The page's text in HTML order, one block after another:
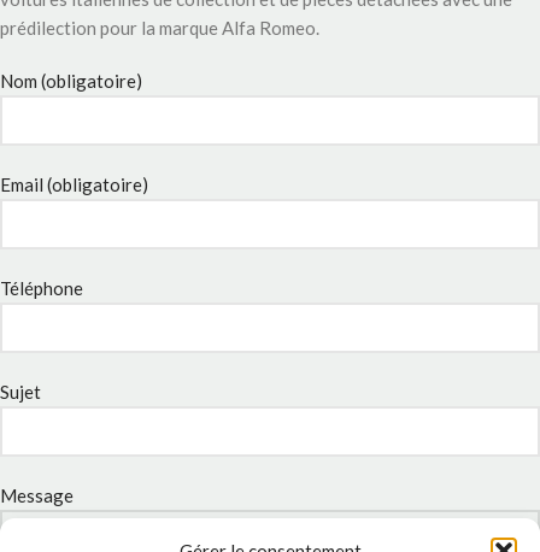
prédilection pour la marque Alfa Romeo.
Nom (obligatoire)
Email (obligatoire)
Téléphone
Sujet
Message